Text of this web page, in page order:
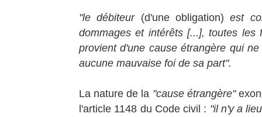
"le débiteur (d'une obligation)est
dommages et intérêts [...], toutes
provient d'une cause étrangère qui
aucune mauvaise foi de sa part".
La nature de la "cause étrangère"
l'article 1148 du Code civil : "il n'y a